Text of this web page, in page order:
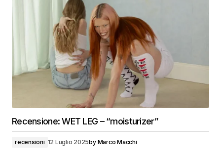
Recensione: WET LEG – “moisturizer”
recensioni 12 Luglio 2025by Marco Macchi